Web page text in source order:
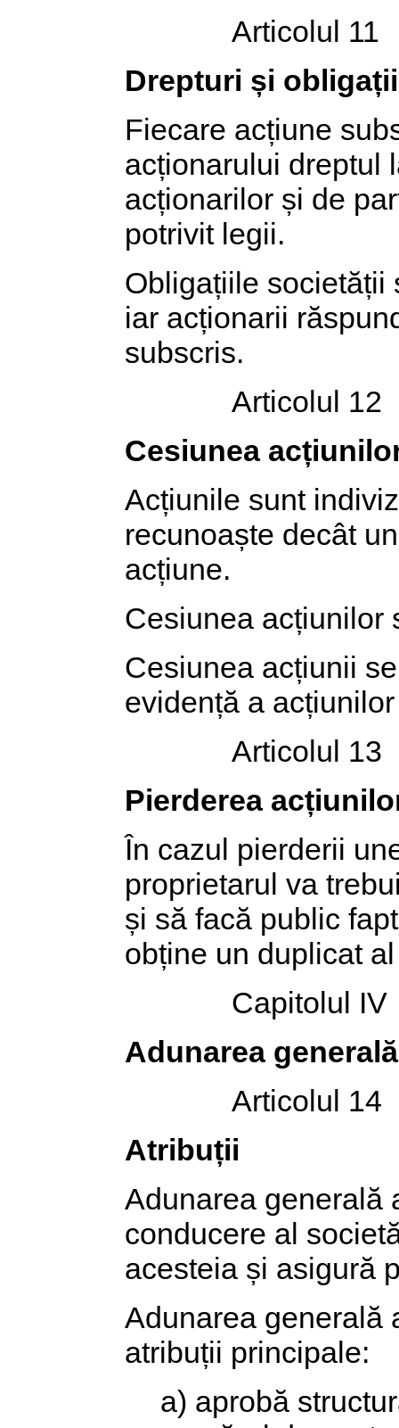
Articolul 11
Drepturi și
Fiecare acțiune
acționarului dreptul
acționarilor și de
potrivit legii.
Obligațiile societății
iar acționarii
subscris.
Articolul 12
Cesiunea
Acțiunile sunt
recunoaște decât
acțiune.
Cesiunea acțiunilor
Cesiunea acțiunii
evidență a
Articolul 13
Pierderea
În cazul pierderii
proprietarul va
și să facă public
obține un duplicat
Capitolul IV
Adunarea
Articolul 14
Atribuții
Adunarea generală
conducere al
acesteia și asigură
Adunarea generală
atribuții principale:
a) aprobă